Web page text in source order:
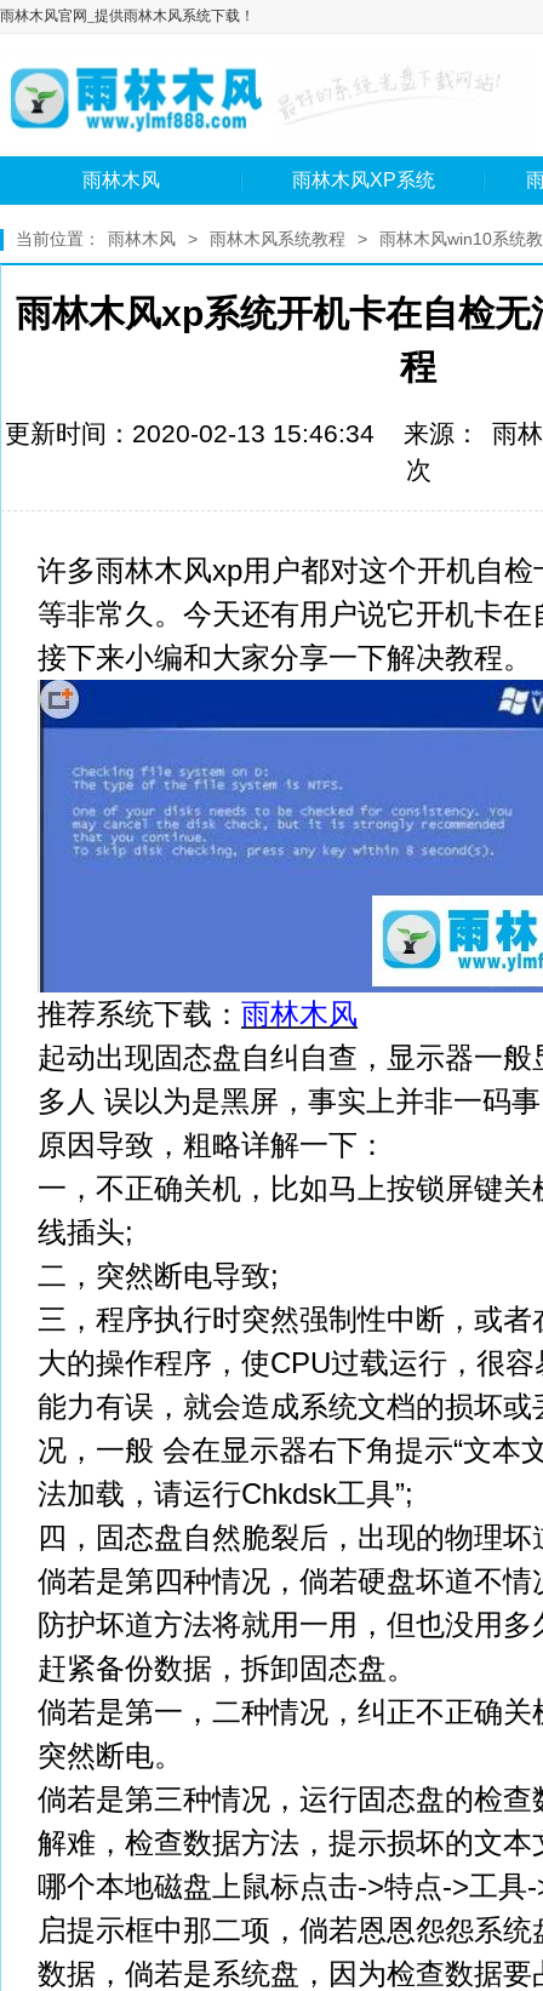
雨林木风官网_提供雨林木风系统下载！
雨林木风 雨林木风XP系统
当前位置： 雨林木风 > 雨林木风系统教程 > 雨林木风win10系统
雨林木风xp系统开机卡在自检
程
更新时间：2020-02-13 15:46:34 来源：
雨
次
许多雨林木风xp用户都对这个开机自
等非常久。今天还有用户说它开机卡
接下来小编和大家分享一下解决教程。
推荐系统下载： 雨林木风
起动出现固态盘自纠自查，显示器一
多人 误以为是黑屏，事实上并非一码
原因导致，粗略详解一下：
一，不正确关机，比如马上按锁屏键
线插头;
二，突然断电导致;
三，程序执行时突然强制性中断，或
大的操作程序，使CPU过载运行，很
能力有误，就会造成系统文档的损坏
况，一般 会在显示器右下角提示“文本
法加载，请运行Chkdsk工具”;
四，固态盘自然脆裂后，出现的物理坏
倘若是第四种情况，倘若硬盘坏道不
防护坏道方法将就用一用，但也没用
赶紧备份数据，拆卸固态盘。
倘若是第一，二种情况，纠正不正确
突然断电。
倘若是第三种情况，运行固态盘的检
解难，检查数据方法，提示损坏的文
哪个本地磁盘上鼠标点击->特点->工具
启提示框中那二项，倘若恩恩怨怨系
数据，倘若是系统盘，因为检查数据